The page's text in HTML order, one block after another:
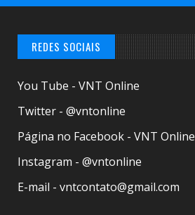
REDES SOCIAIS
You Tube - VNT Online
Twitter - @vntonline
Página no Facebook - VNT Online
Instagram - @vntonline
E-mail - vntcontato@gmail.com